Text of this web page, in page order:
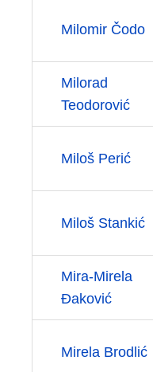
Milomir Čodo
Milorad
Teodorović
Miloš Perić
Miloš Stankić
Mira-Mirela
Đaković
Mirela Brodlić